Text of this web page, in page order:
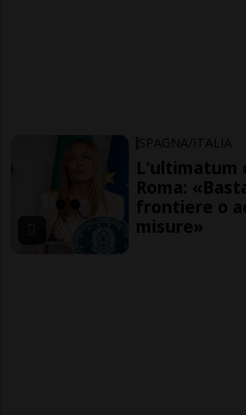
SPAGNA/ITALIA
L'ultimatum
Roma:
frontiere o
misure»